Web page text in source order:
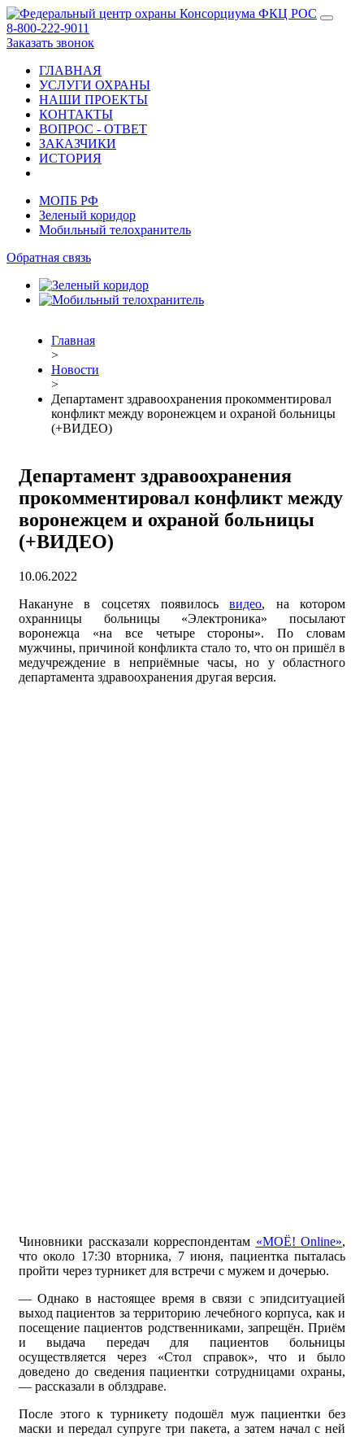
8-800-222-9011
Заказать звонок
ГЛАВНАЯ
УСЛУГИ ОХРАНЫ
НАШИ ПРОЕКТЫ
КОНТАКТЫ
ВОПРОС - ОТВЕТ
ЗАКАЗЧИКИ
ИСТОРИЯ
МОПБ РФ
Зеленый коридор
Мобильный телохранитель
Обратная связь
Главная
>
Новости
>
Департамент здравоохранения прокомментировал
конфликт между воронежцем и охраной больницы
(+ВИДЕО)
Департамент здравоохранения
прокомментировал конфликт между
воронежцем и охраной больницы
(+ВИДЕО)
10.06.2022
Накануне в соцсетях появилосьвидео, на котором
охранницы больницы «Электроника» посылают
воронежца «на все четыре стороны». По словам
мужчины, причиной конфликта стало то, что он пришёл в
медучреждение в неприёмные часы, но у областного
департамента здравоохранения другая версия.
Чиновники рассказали корреспондентам «МОЁ! Online»,
что около 17:30 вторника, 7 июня, пациентка пыталась
пройти через турникет для встречи с мужем и дочерью.
— Однако в настоящее время в связи с эпидситуацией
выход пациентов за территорию лечебного корпуса, как и
посещение пациентов родственниками, запрещён. Приём
и выдача передач для пациентов больницы
осуществляется через «Стол справок», что и было
доведено до сведения пациентки сотрудницами охраны,
— рассказали в облздраве.
После этого к турникету подошёл муж пациентки без
маски и передал супруге три пакета, а затем начал с ней